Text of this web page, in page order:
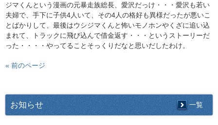
ジマくんという漫画の元暴走族総長、愛沢だっけ・・・愛沢も若い
夫婦で、手下に子供4人いて、その4人の格好も異様だったが悪いこ
とばかりして、最後はウシジマくんと怖いモノホンやくざに追い込
まれて、トラックに飛び込んで借金返す・・・というストーリーだ
った・・・・やってることそっくりだなと思いだしたわけ。
« 前のページ
お知らせ 一覧